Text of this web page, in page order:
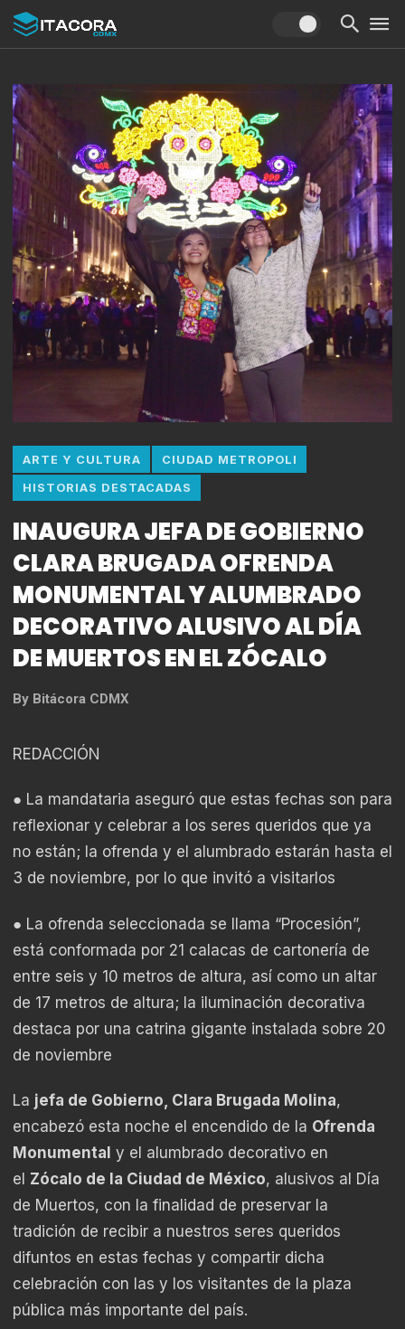
ARTE Y CULTURA CIUDAD METROPOLI
HISTORIAS DESTACADAS
INAUGURA JEFA DE GOBIERNO
CLARA BRUGADA OFRENDA
MONUMENTAL Y ALUMBRADO
DECORATIVO ALUSIVO AL DÍA
DE MUERTOS EN EL ZÓCALO
By Bitácora CDMX
REDACCIÓN
● La mandataria aseguró que estas fechas son para
reflexionar y celebrar a los seres queridos que ya
no están; la ofrenda y el alumbrado estarán hasta el
3 de noviembre, por lo que invitó a visitarlos
● La ofrenda seleccionada se llama “Procesión”,
está conformada por 21 calacas de cartonería de
entre seis y 10 metros de altura, así como un altar
de 17 metros de altura; la iluminación decorativa
destaca por una catrina gigante instalada sobre 20
de noviembre
La jefa de Gobierno, Clara Brugada Molina,
encabezó esta noche el encendido de la Ofrenda
Monumental y el alumbrado decorativo en
el Zócalo de la Ciudad de México, alusivos al Día
de Muertos, con la finalidad de preservar la
tradición de recibir a nuestros seres queridos
difuntos en estas fechas y compartir dicha
celebración con las y los visitantes de la plaza
pública más importante del país.